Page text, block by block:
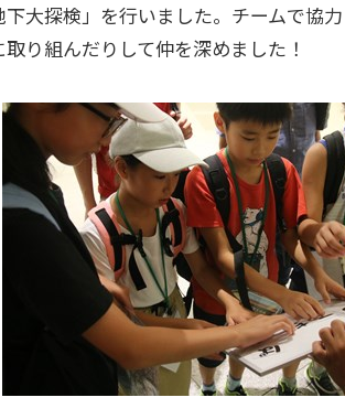
大探検」を行いました。チームで協
り組んだりして仲を深めました！